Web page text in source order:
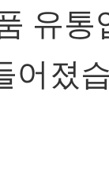
유
어졌